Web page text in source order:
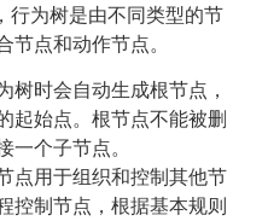
为树是由不同类型的节
节点和动作节点。
树时会自动生成根节点，
起始点。根节点不能被删
一个子节点。
点用于组织和控制其他节
控制节点，根据基本规则